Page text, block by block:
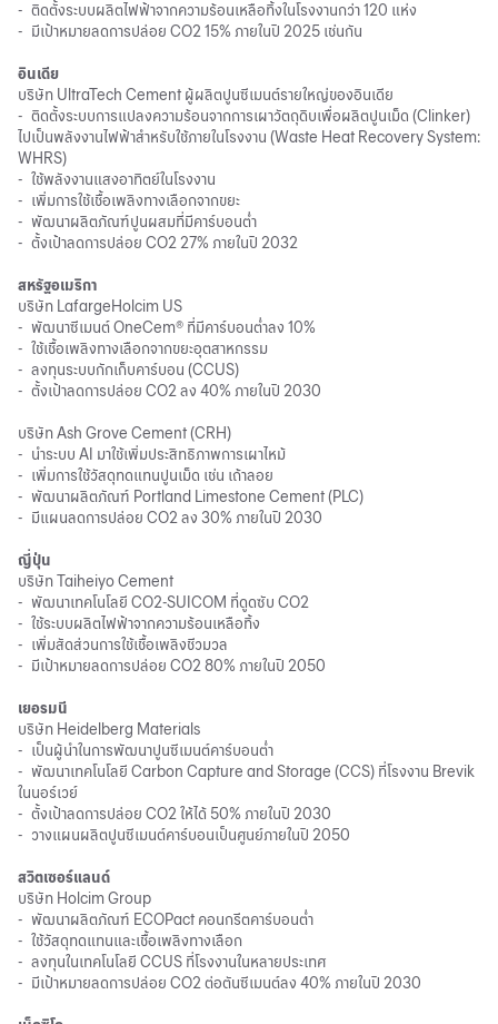
- ติดตั้งระบบผลิตไฟฟ้าจากความร้อนเหลือทิ้งในโรงงานกว่า 120 แห่ง
- มีเป้าหมายลดการปล่อย CO2 15% ภายในปี 2025 เช่นกัน
อินเดีย
บริษัท UltraTech Cement ผู้ผลิตปูนซีเมนต์รายใหญ่ของอินเดีย
- ติดตั้งระบบการแปลงความร้อนจากการเผาวัตถุดิบเพื่อผลิตปูนเม็ด (Clinker)
ไปเป็นพลังงานไฟฟ้าสำหรับใช้ภายในโรงงาน (Waste Heat Recovery System:
WHRS)
- ใช้พลังงานแสงอาทิตย์ในโรงงาน
- เพิ่มการใช้เชื้อเพลิงทางเลือกจากขยะ
- พัฒนาผลิตภัณฑ์ปูนผสมที่มีคาร์บอนต่ำ
- ตั้งเป้าลดการปล่อย CO2 27% ภายในปี 2032
สหรัฐอเมริกา
บริษัท LafargeHolcim US
- พัฒนาซีเมนต์ OneCem® ที่มีคาร์บอนต่ำลง 10%
- ใช้เชื้อเพลิงทางเลือกจากขยะอุตสาหกรรม
- ลงทุนระบบกักเก็บคาร์บอน (CCUS)
- ตั้งเป้าลดการปล่อย CO2 ลง 40% ภายในปี 2030
บริษัท Ash Grove Cement (CRH)
- นำระบบ AI มาใช้เพิ่มประสิทธิภาพการเผาไหม้
- เพิ่มการใช้วัสดุทดแทนปูนเม็ด เช่น เถ้าลอย
- พัฒนาผลิตภัณฑ์ Portland Limestone Cement (PLC)
- มีแผนลดการปล่อย CO2 ลง 30% ภายในปี 2030
ญี่ปุ่น
บริษัท Taiheiyo Cement
- พัฒนาเทคโนโลยี CO2-SUICOM ที่ดูดซับ CO2
- ใช้ระบบผลิตไฟฟ้าจากความร้อนเหลือทิ้ง
- เพิ่มสัดส่วนการใช้เชื้อเพลิงชีวมวล
- มีเป้าหมายลดการปล่อย CO2 80% ภายในปี 2050
เยอรมนี
บริษัท Heidelberg Materials
- เป็นผู้นำในการพัฒนาปูนซีเมนต์คาร์บอนต่ำ
- พัฒนาเทคโนโลยี Carbon Capture and Storage (CCS) ที่โรงงาน Brevik
ในนอร์เวย์
- ตั้งเป้าลดการปล่อย CO2 ให้ได้ 50% ภายในปี 2030
- วางแผนผลิตปูนซีเมนต์คาร์บอนเป็นศูนย์ภายในปี 2050
สวิตเซอร์แลนด์
บริษัท Holcim Group
- พัฒนาผลิตภัณฑ์ ECOPact คอนกรีตคาร์บอนต่ำ
- ใช้วัสดุทดแทนและเชื้อเพลิงทางเลือก
- ลงทุนในเทคโนโลยี CCUS ที่โรงงานในหลายประเทศ
- มีเป้าหมายลดการปล่อย CO2 ต่อตันซีเมนต์ลง 40% ภายในปี 2030